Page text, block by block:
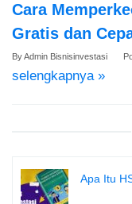
Cara
Gratis dan
ByAdmin Bisnisinvestasi
selengkapnya »
Apa Itu